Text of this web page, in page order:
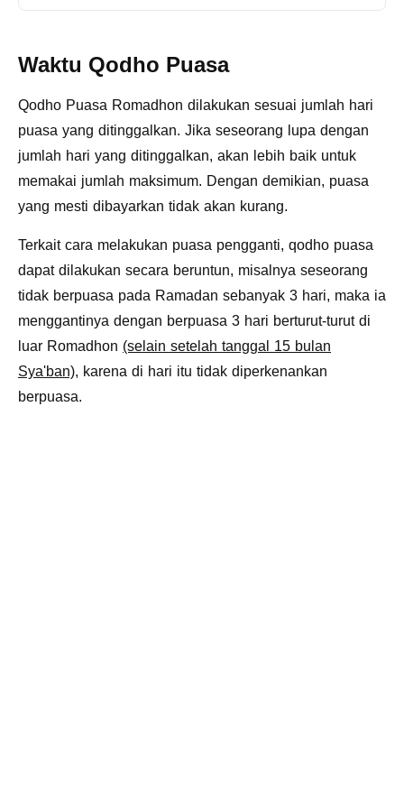
Waktu Qodho Puasa
Qodho Puasa Romadhon dilakukan sesuai jumlah hari
puasa yang ditinggalkan. Jika seseorang lupa dengan
jumlah hari yang ditinggalkan, akan lebih baik untuk
memakai jumlah maksimum. Dengan demikian, puasa
yang mesti dibayarkan tidak akan kurang.
Terkait cara melakukan puasa pengganti, qodho puasa
dapat dilakukan secara beruntun, misalnya seseorang
tidak berpuasa pada Ramadan sebanyak 3 hari, maka ia
menggantinya dengan berpuasa 3 hari berturut-turut di
luar Romadhon (selain setelah tanggal 15 bulan
Sya'ban), karena di hari itu tidak diperkenankan
berpuasa.